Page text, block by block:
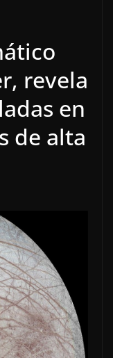
revela
en
de alta